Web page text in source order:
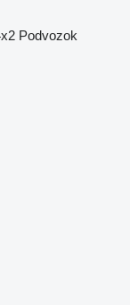
Podvozok